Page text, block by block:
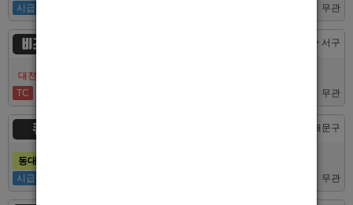
시급
무관
비즈니스 대전 > 서구
대전호빠 최고의 팀 브라더에서 선수 추가모집합니다!
TC
무관
큐브 서울 > 동대문구
동대문호빠 큐브, 장안동호빠 최고의 대우로 선수 모집합니다.
시급
무관